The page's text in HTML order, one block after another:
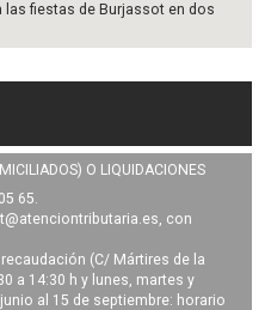
las fiestas de Burjassot en dos
O LIQUIDACIONES
65.
, con
(C/ Mártires de la
a 14:30 h y lunes, martes y
al 15 de septiembre: horario